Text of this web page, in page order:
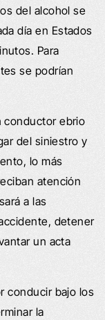
del alcohol se
día en Estados
Para
se podrían
conductor ebrio
del siniestro y
lo más
atención
a las
detener
un acta
conducir bajo los
la